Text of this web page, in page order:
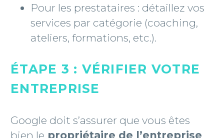
Pour les prestataires : détaillez vos
services par catégorie (coaching,
ateliers, formations, etc.).
ÉTAPE 3 : VÉRIFIER VOTRE
ENTREPRISE
Google doit s’assurer que vous êtes
bien le propriétaire de l’entreprise.